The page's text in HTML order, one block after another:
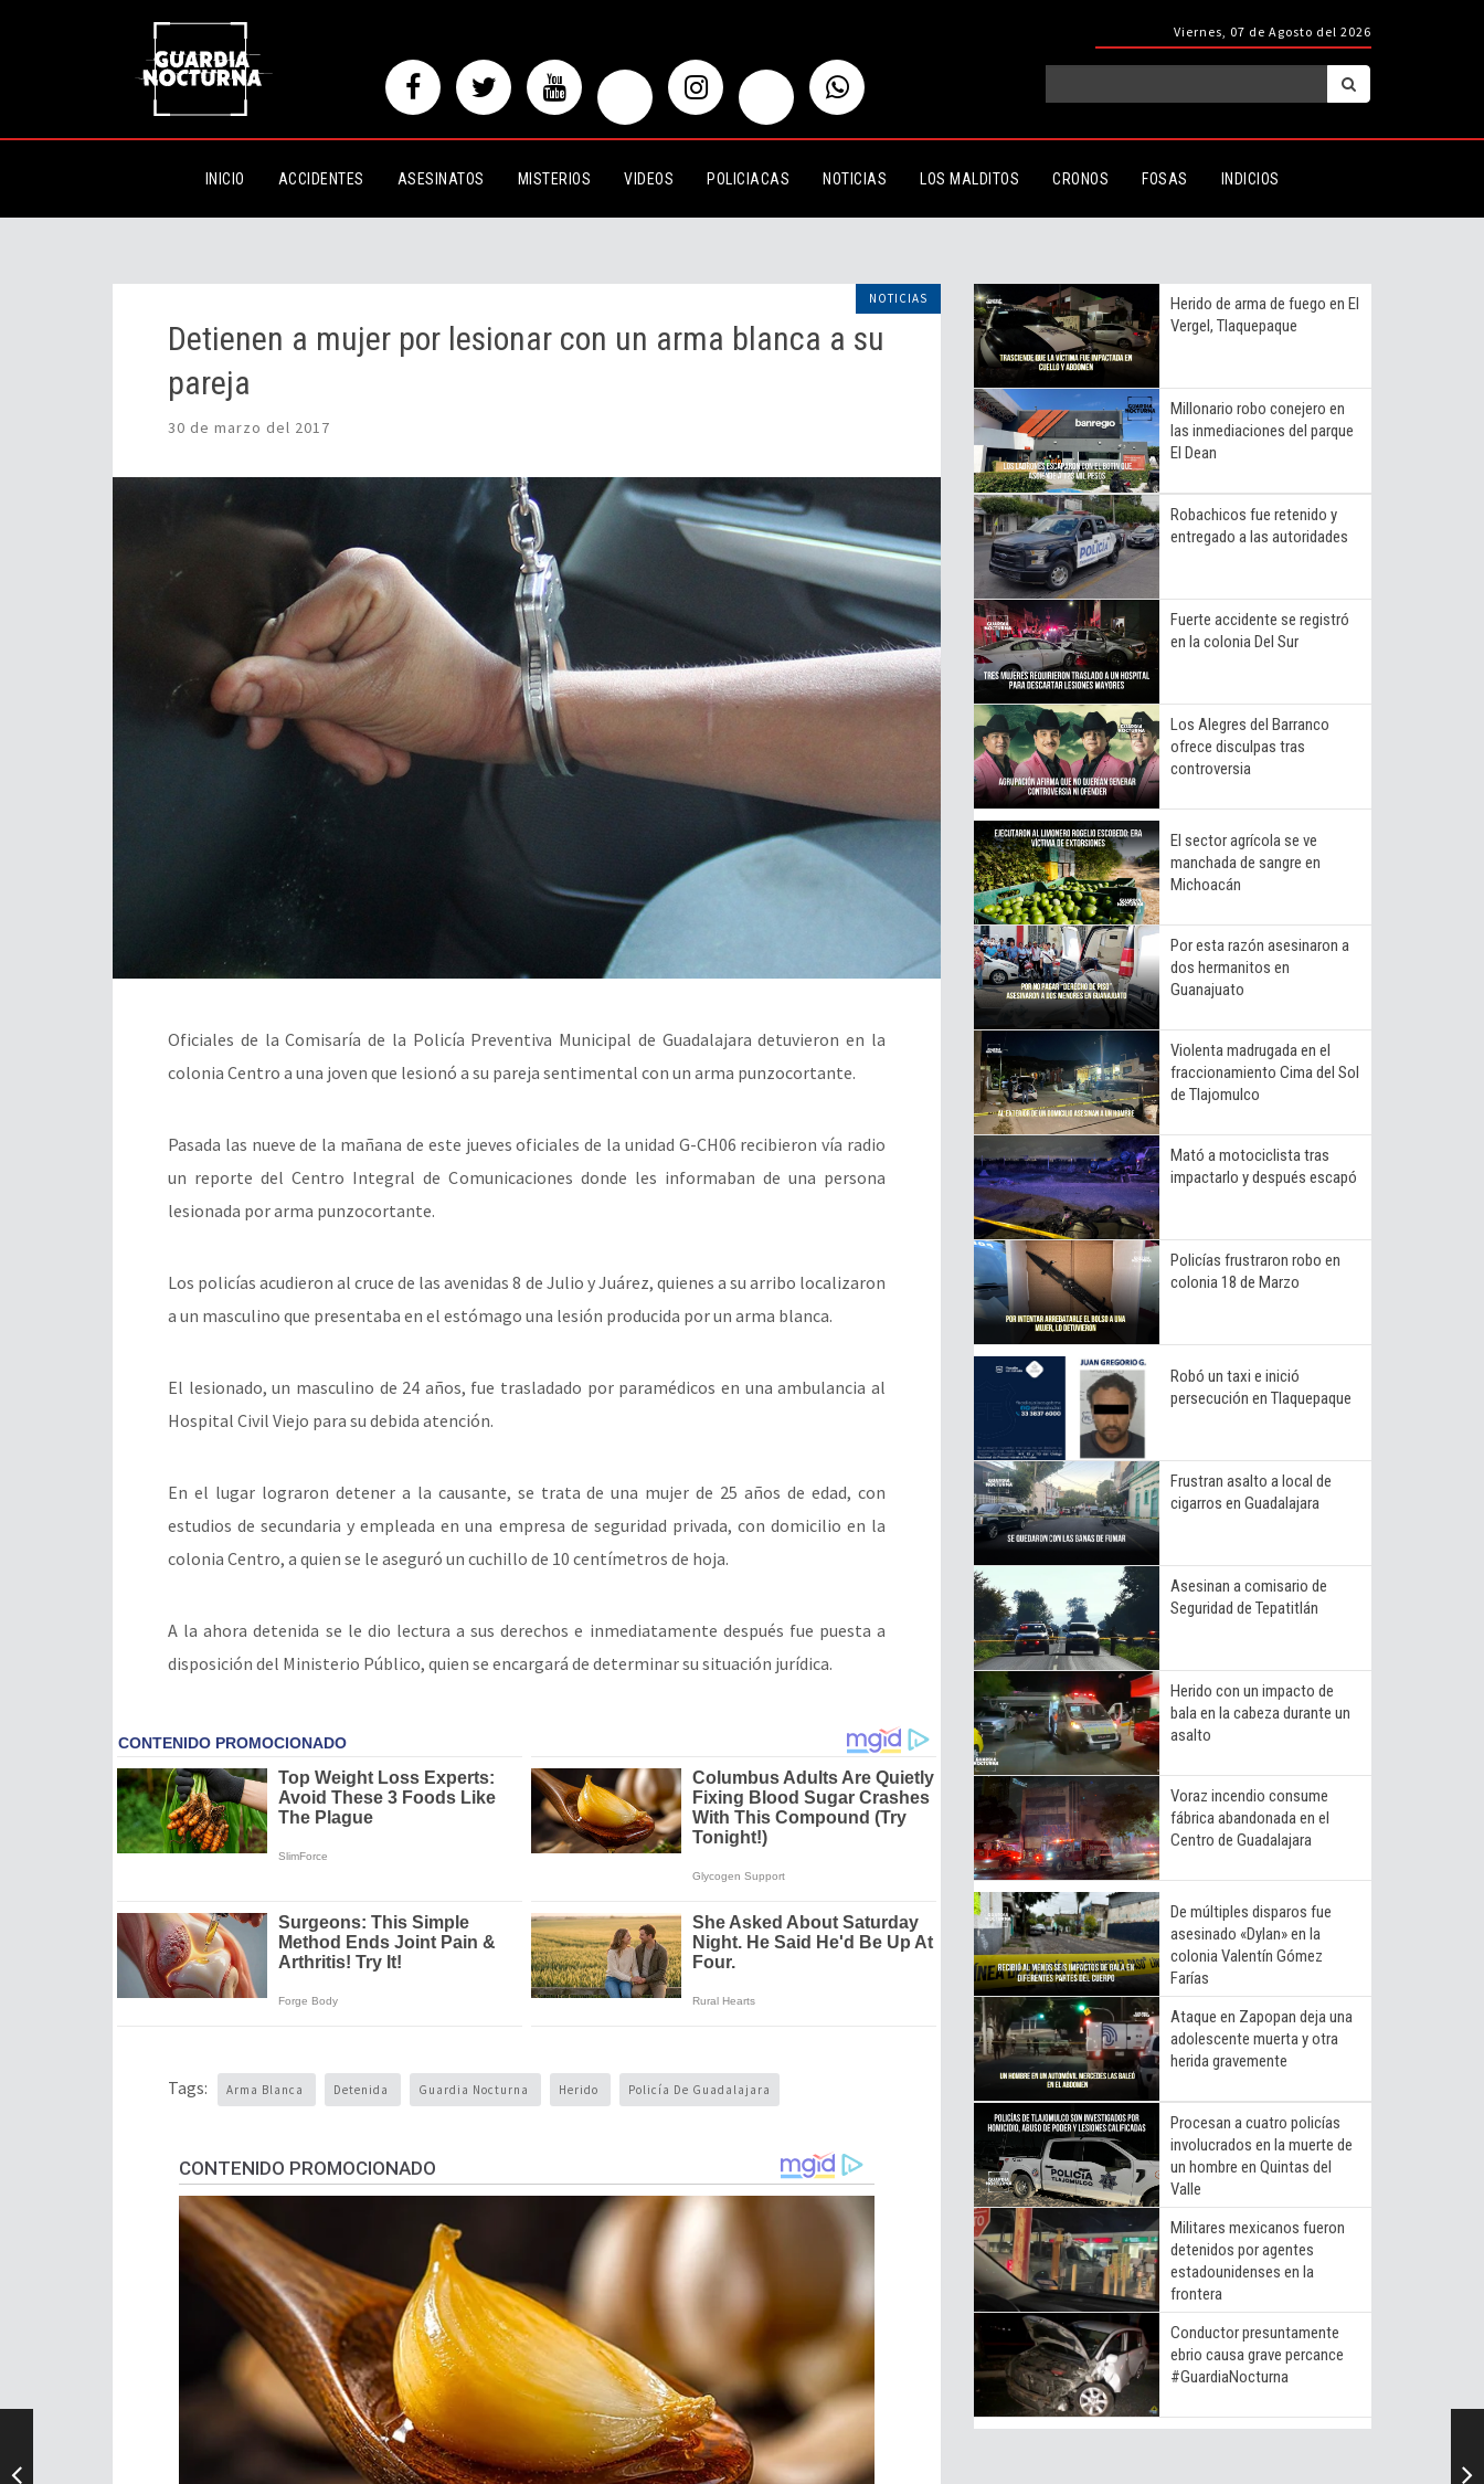
Viernes, 07 de Agosto del 2026
INICIO ACCIDENTES ASESINATOS MISTERIOS VIDEOS POLICIACAS NOTICIAS LOS MALDITOS CRONOS FOSAS INDICIOS
Detienen a mujer por lesionar con un arma blanca a su pareja
NOTICIAS
Detienen a mujer por lesionar con un arma blanca a su
pareja
30 de marzo del 2017
Oficiales de la Comisaría de la Policía Preventiva Municipal de Guadalajara detuvieron en la
colonia Centro a una joven que lesionó a su pareja sentimental con un arma punzocortante.
Pasada las nueve de la mañana de este jueves oficiales de la unidad G-CH06 recibieron vía radio
un reporte del Centro Integral de Comunicaciones donde les informaban de una persona
lesionada por arma punzocortante.
Los policías acudieron al cruce de las avenidas 8 de Julio y Juárez, quienes a su arribo localizaron
a un masculino que presentaba en el estómago una lesión producida por un arma blanca.
El lesionado, un masculino de 24 años, fue trasladado por paramédicos en una ambulancia al
Hospital Civil Viejo para su debida atención.
En el lugar lograron detener a la causante, se trata de una mujer de 25 años de edad, con
estudios de secundaria y empleada en una empresa de seguridad privada, con domicilio en la
colonia Centro, a quien se le aseguró un cuchillo de 10 centímetros de hoja.
A la ahora detenida se le dio lectura a sus derechos e inmediatamente después fue puesta a
disposición del Ministerio Público, quien se encargará de determinar su situación jurídica.
Tags: Arma Blanca Detenida Guardia Nocturna Herido Policía De Guadalajara
CONTENIDO PROMOCIONADO
Herido de arma de fuego en El
Vergel, Tlaquepaque
Millonario robo conejero en
las inmediaciones del parque
El Dean
Robachicos fue retenido y
entregado a las autoridades
Fuerte accidente se registró
en la colonia Del Sur
Los Alegres del Barranco
ofrece disculpas tras
controversia
El sector agrícola se ve
manchada de sangre en
Michoacán
Por esta razón asesinaron a
dos hermanitos en
Guanajuato
Violenta madrugada en el
fraccionamiento Cima del Sol
de Tlajomulco
Mató a motociclista tras
impactarlo y después escapó
Policías frustraron robo en
colonia 18 de Marzo
Robó un taxi e inició
persecución en Tlaquepaque
Frustran asalto a local de
cigarros en Guadalajara
Asesinan a comisario de
Seguridad de Tepatitlán
Herido con un impacto de
bala en la cabeza durante un
asalto
Voraz incendio consume
fábrica abandonada en el
Centro de Guadalajara
De múltiples disparos fue
asesinado «Dylan» en la
colonia Valentín Gómez
Farías
Ataque en Zapopan deja una
adolescente muerta y otra
herida gravemente
Procesan a cuatro policías
involucrados en la muerte de
un hombre en Quintas del
Valle
Militares mexicanos fueron
detenidos por agentes
estadounidenses en la
frontera
Conductor presuntamente
ebrio causa grave percance
#GuardiaNocturna